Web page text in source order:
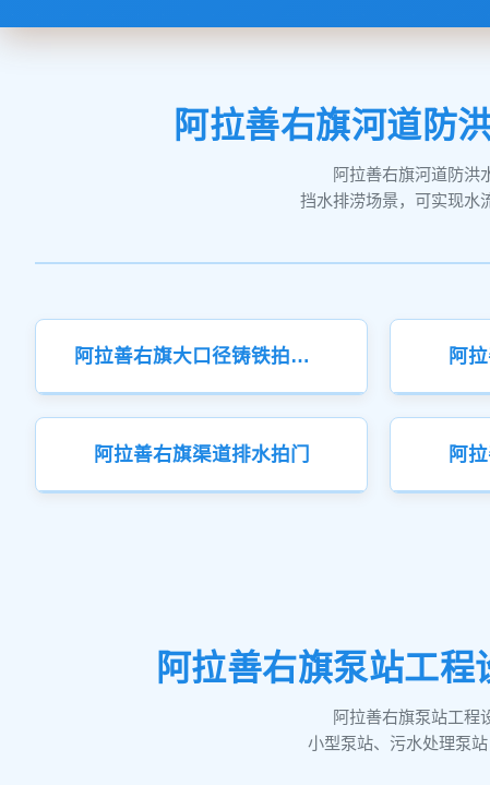
阿拉善右旗河道防
阿拉善右旗河道防洪
挡水排涝场景，可实现水
阿拉善右旗大口径铸铁拍门加工 阿
阿拉善右旗渠道排水拍门 阿
阿拉善右旗泵站工
阿拉善右旗泵站工程
小型泵站、污水处理泵